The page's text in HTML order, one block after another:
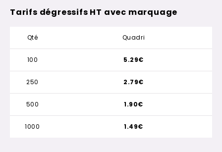
Tarifs dégressifs HT avec marquage
Qté Quadri
100
250
500
1000
5.29€
2.79€
1.90€
1.49€